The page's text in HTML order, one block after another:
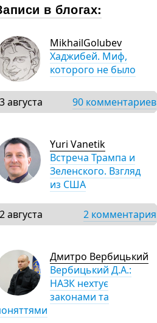
в блогах:
MikhailGolubev
Хаджибей. Миф,
которого не было
3 августа 90 комментариев
Yuri Vanetik
Встреча Трампа и
Зеленского. Взгляд
из США
2 августа 2 комментария
Дмитро Вербицький
Вербицький Д.А.:
НАЗК нехтує
законами та